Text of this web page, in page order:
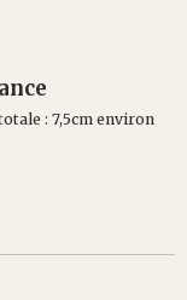
: 7,5cm environ